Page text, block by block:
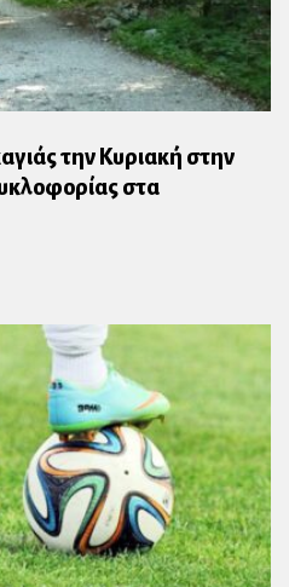
την Κυριακή στην
στα